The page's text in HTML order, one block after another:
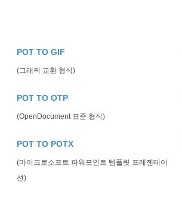
POT TO GIF
(그래픽 교환 형식)
POT TO OTP
(OpenDocument 표준 형식)
POT TO POTX
(마이크로소프트 파워포인트 템플릿 프레젠테이
션)